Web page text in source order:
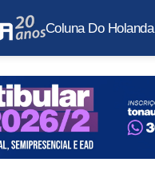
Coluna Do Holanda